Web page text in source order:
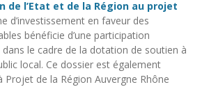
de l’Etat et de la Région au projet
d’investissement en faveur des
bénéficie d’une participation
dans le cadre de la dotation de soutien à
local. Ce dossier est également
Projet de la Région Auvergne Rhône